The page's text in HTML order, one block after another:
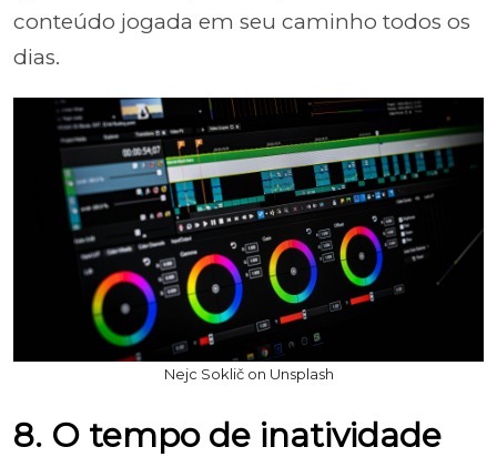
conteúdo jogada em seu caminho todos os
dias.
Nejc Soklič on Unsplash
8. O tempo de inatividade